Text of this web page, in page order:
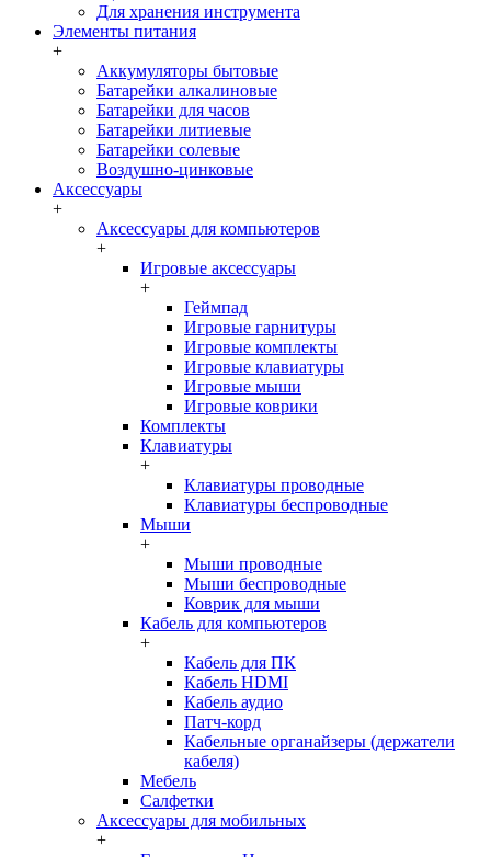
Для хранения инструмента
Элементы питания
+
Аккумуляторы бытовые
Батарейки алкалиновые
Батарейки для часов
Батарейки литиевые
Батарейки солевые
Воздушно-цинковые
Аксессуары
+
Аксессуары для компьютеров
+
Игровые аксессуары
+
Геймпад
Игровые гарнитуры
Игровые комплекты
Игровые клавиатуры
Игровые мыши
Игровые коврики
Комплекты
Клавиатуры
+
Клавиатуры проводные
Клавиатуры беспроводные
Мыши
+
Мыши проводные
Мыши беспроводные
Коврик для мыши
Кабель для компьютеров
+
Кабель для ПК
Кабель HDMI
Кабель аудио
Патч-корд
Кабельные органайзеры (держатели
кабеля)
Мебель
Салфетки
Аксессуары для мобильных
+